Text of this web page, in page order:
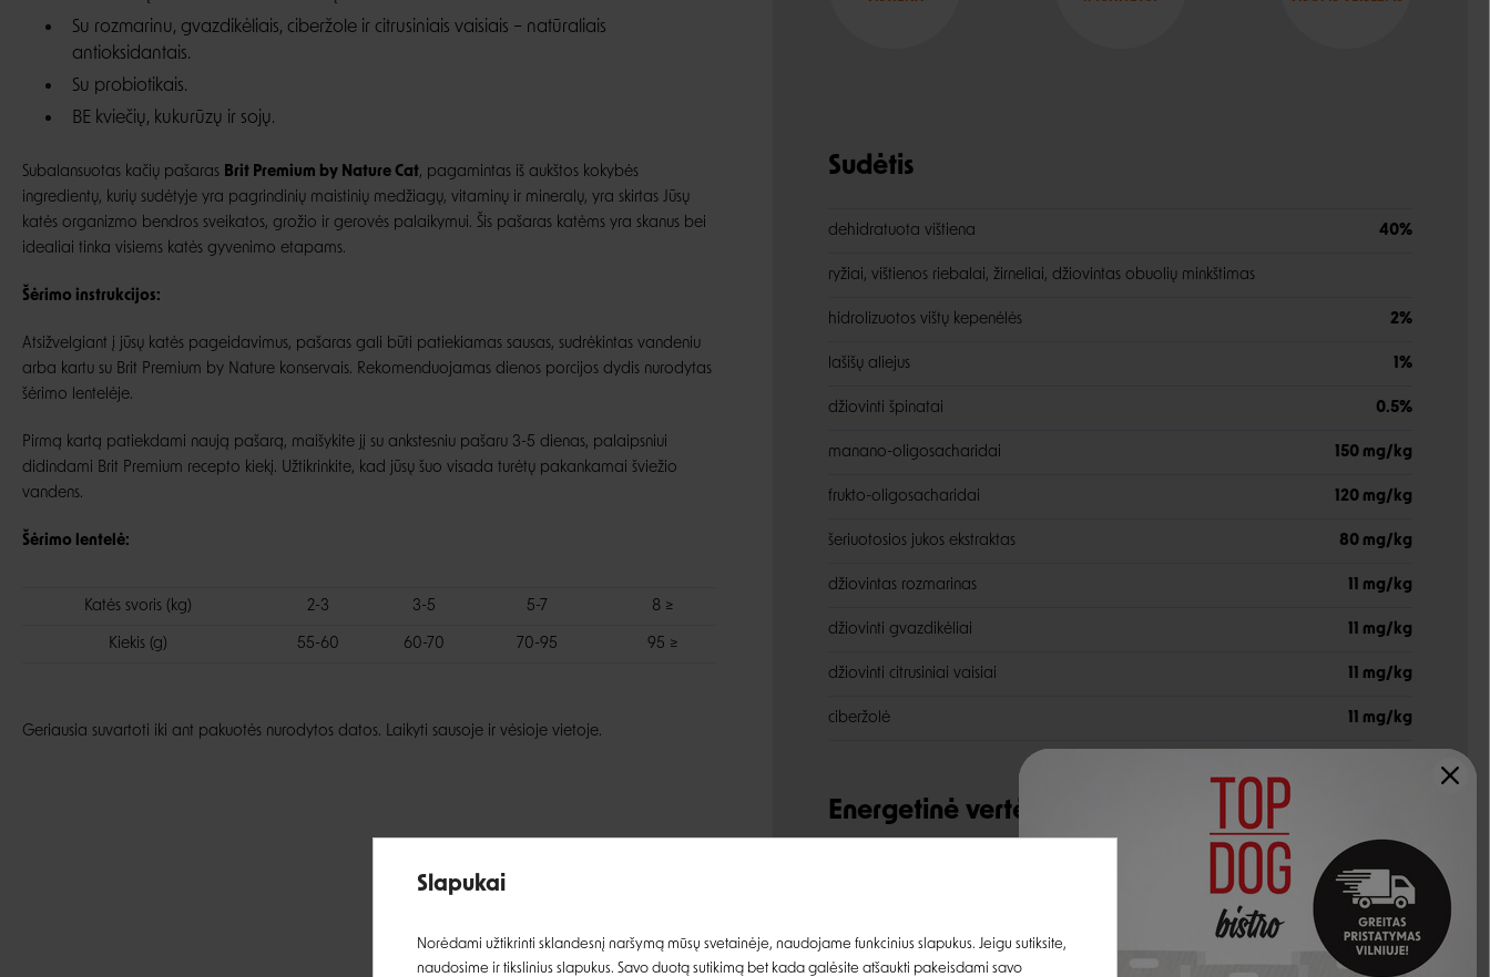
Su rozmarinu, gvazdikėliais, ciberžole ir citrusiniais vaisiais – natūraliais
antioksidantais.
Su probiotikais.
BE kviečių, kukurūzų ir sojų.
Subalansuotas kačių pašaras Brit Premium by Nature Cat, pagamintas iš aukštos kokybės
ingredientų, kurių sudėtyje yra pagrindinių maistinių medžiagų, vitaminų ir mineralų, yra skirtas Jūsų
katės organizmo bendros sveikatos, grožio ir gerovės palaikymui. Šis pašaras katėms yra skanus bei
idealiai tinka visiems katės gyvenimo etapams.
Šėrimo instrukcijos:
Atsižvelgiant į jūsų katės pageidavimus, pašaras gali būti patiekiamas sausas, sudrėkintas vandeniu
arba kartu su Brit Premium by Nature konservais. Rekomenduojamas dienos porcijos dydis nurodytas
šėrimo lentelėje.
Pirmą kartą patiekdami naują pašarą, maišykite jį su ankstesniu pašaru 3-5 dienas, palaipsniui
didindami Brit Premium recepto kiekį. Užtikrinkite, kad jūsų šuo visada turėtų pakankamai šviežio
vandens.
Šėrimo lentelė:
Katės svoris (kg) 2-3 3-5 5-7 8 ≥
Kiekis (g) 55-60 60-70 70-95 95 ≥
Geriausia suvartoti iki ant pakuotės nurodytos datos. Laikyti sausoje ir vėsioje vietoje.
Sudėtis
dehidratuota vištiena 40%
ryžiai, vištienos riebalai, žirneliai, džiovintas obuolių minkštimas
hidrolizuotos vištų kepenėlės 2%
lašišų aliejus 1%
džiovinti špinatai 0.5%
manano-oligosacharidai 150 mg/kg
frukto-oligosacharidai 120 mg/kg
šeriuotosios jukos ekstraktas 80 mg/kg
džiovintas rozmarinas 11 mg/kg
džiovinti gvazdikėliai 11 mg/kg
džiovinti citrusiniai vaisiai 11 mg/kg
ciberžolė 11 mg/kg
Energetinė vertė: 3,800 kcal/kg
Analitinės sudedamosios dalys
Slapukai
Norėdami užtikrinti sklandesnį naršymą mūsų svetainėje, naudojame funkcinius slapukus. Jeigu sutiksite,
naudosime ir tikslinius slapukus. Savo duotą sutikimą bet kada galėsite atšaukti pakeisdami savo